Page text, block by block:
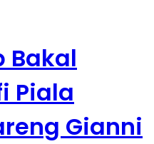
Bakal
Piala
Gianni